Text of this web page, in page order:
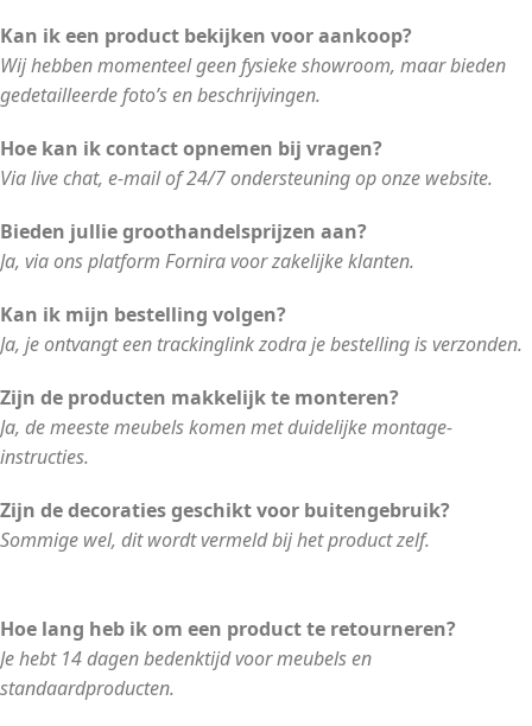
Kan ik een product bekijken voor aankoop?
Wij hebben momenteel geen fysieke showroom, maar bieden
gedetailleerde foto’s en beschrijvingen.
Hoe kan ik contact opnemen bij vragen?
Via live chat, e-mail of 24/7 ondersteuning op onze website.
Bieden jullie groothandelsprijzen aan?
Ja, via ons platform Fornira voor zakelijke klanten.
Kan ik mijn bestelling volgen?
Ja, je ontvangt een trackinglink zodra je bestelling is verzonden.
Zijn de producten makkelijk te monteren?
Ja, de meeste meubels komen met duidelijke montage-
instructies.
Zijn de decoraties geschikt voor buitengebruik?
Sommige wel, dit wordt vermeld bij het product zelf.
Hoe lang heb ik om een product te retourneren?
Je hebt 14 dagen bedenktijd voor meubels en
standaardproducten.